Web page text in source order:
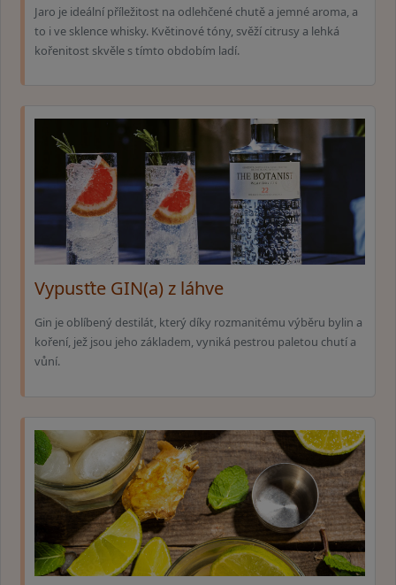
Jaro je ideální příležitost na odlehčené chutě a jemné aroma, a
to i ve sklence whisky. Květinové tóny, svěží citrusy a lehká
kořenitost skvěle s tímto obdobím ladí.
Vypusťte GIN(a) z láhve
Gin je oblíbený destilát, který díky rozmanitému výběru bylin a
koření, jež jsou jeho základem, vyniká pestrou paletou chutí a
vůní.